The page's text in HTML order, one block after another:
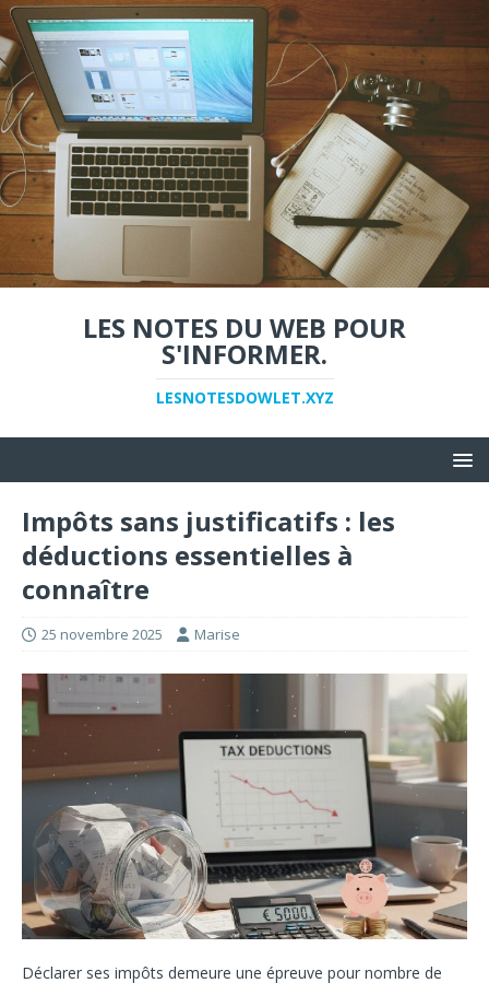
LES NOTES DU WEB POUR
S'INFORMER.
LESNOTESDOWLET.XYZ
Impôts sans justificatifs : les
déductions essentielles à
connaître
25 novembre 2025 Marise
Déclarer ses impôts demeure une épreuve pour nombre de